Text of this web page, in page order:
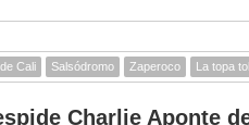
Cali Salsódromo Zaperoco La topa
Charlie Aponte